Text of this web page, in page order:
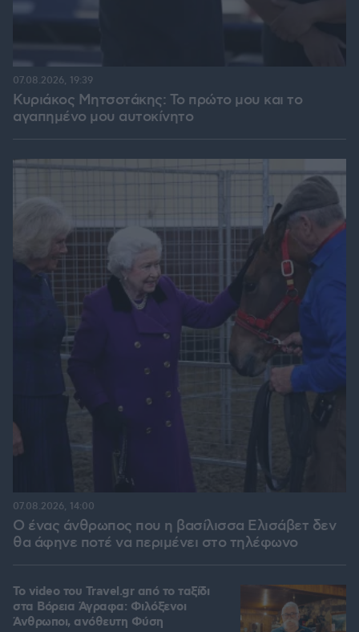
Κυριάκος Μητσοτάκης: Το πρώτο μου και το
αγαπημένο μου αυτοκίνητο
07.08.2026, 19:39
Ο ένας άνθρωπος που η βασίλισσα Ελισάβετ δεν
θα άφηνε ποτέ να περιμένει στο τηλέφωνο
07.08.2026, 14:00
To video του Travel.gr από το ταξίδι
στα Βόρεια Άγραφα: Φιλόξενοι
Άνθρωποι, ανόθευτη Φύση